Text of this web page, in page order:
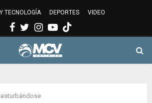
TECNOLOGÍA DEPORTES VIDEO
Facebook
Twitter
Instagram
Youtube